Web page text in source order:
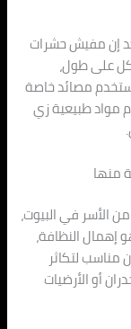
إن مفيش حشرات
على طول،
مصائد خاصة
مواد طبيعية زي
منها
الأسر في البيوت،
إهمال النظافة،
مناسب لتكاثر
أو الأرضيات